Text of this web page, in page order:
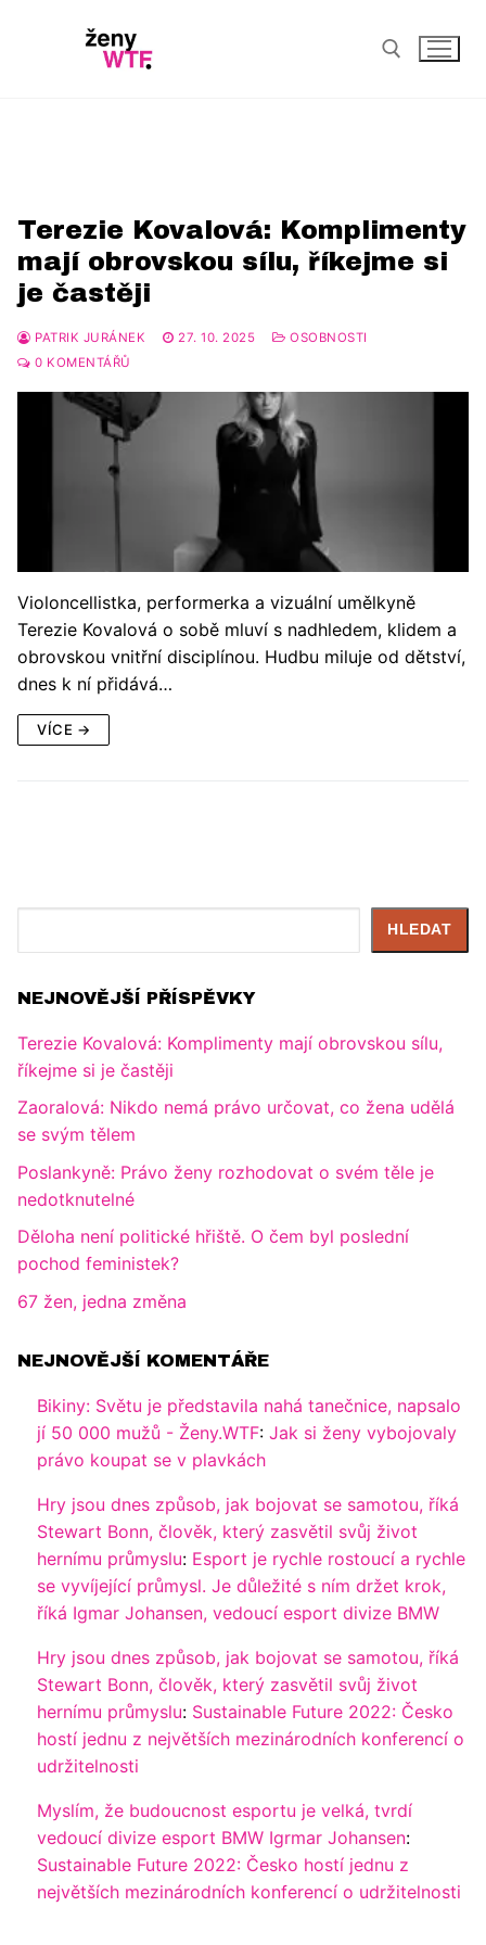
AI
Eventy
Startup Disrupt
Life & style
Psychologie
Wellbeing
Interview
Female Leaders
Redakce
kultura
Terezie Kovalová: Komplimenty
mají obrovskou sílu, říkejme si
je častěji
PATRIK JURÁNEK 27. 10. 2025
OSOBNOSTI
0 KOMENTÁŘŮ
Violoncellistka, performerka a vizuální umělkyně
Terezie Kovalová o sobě mluví s nadhledem, klidem a
obrovskou vnitřní disciplínou. Hudbu miluje od dětství,
dnes k ní přidává…
VÍCE →
HLEDAT
NEJNOVĚJŠÍ PŘÍSPĚVKY
Terezie Kovalová: Komplimenty mají obrovskou sílu,
říkejme si je častěji
Zaoralová: Nikdo nemá právo určovat, co žena udělá
se svým tělem
Poslankyně: Právo ženy rozhodovat o svém těle je
nedotknutelné
Děloha není politické hřiště. O čem byl poslední
pochod feministek?
67 žen, jedna změna
NEJNOVĚJŠÍ KOMENTÁŘE
Bikiny: Světu je představila nahá tanečnice, napsalo
jí 50 000 mužů - Ženy.WTF: Jak si ženy vybojovaly
právo koupat se v plavkách
Hry jsou dnes způsob, jak bojovat se samotou, říká
Stewart Bonn, člověk, který zasvětil svůj život
hernímu průmyslu: Esport je rychle rostoucí a rychle
se vyvíjející průmysl. Je důležité s ním držet krok,
říká Igmar Johansen, vedoucí esport divize BMW
Hry jsou dnes způsob, jak bojovat se samotou, říká
Stewart Bonn, člověk, který zasvětil svůj život
hernímu průmyslu: Sustainable Future 2022: Česko
hostí jednu z největších mezinárodních konferencí o
udržitelnosti
Myslím, že budoucnost esportu je velká, tvrdí
vedoucí divize esport BMW Igrmar Johansen:
Sustainable Future 2022: Česko hostí jednu z
největších mezinárodních konferencí o udržitelnosti